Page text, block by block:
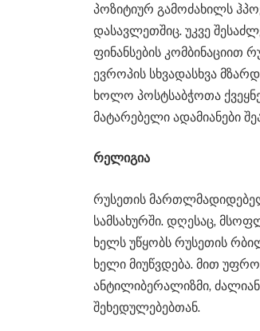
პოზიტიურ გამოძახილს
დასავლეთშიც. უკვე
ფინანსების კომბინაციით
ევროპის სხვადასხვა
ხოლო პოსტსაბჭოთა
მატარებელი ადამიანები
რელიგია
რუსეთის
სამსახურში. დღესაც,
ხელს უწყობს რუსეთის
ხელი მიუწვდება. მით
ანტილიბერალიზმი,
შეხედულებებთან.